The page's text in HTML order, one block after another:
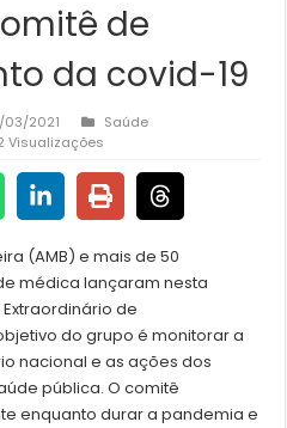
de
da covid-19
03/2021
Saúde
Visualizações
(AMB) e mais de 50
médica lançaram nesta
de
do grupo é monitorar a
nacional e as ações dos
pública. O comitê
enquanto durar a pandemia e